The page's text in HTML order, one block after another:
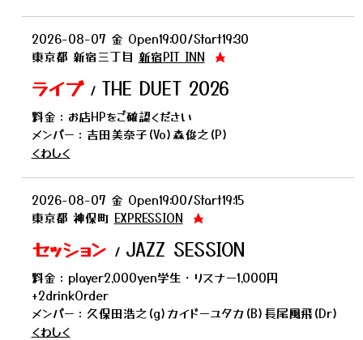
2026-08-07 金 Open19:00/Start19:30
東京都 新宿三丁目 新宿PIT INN ★
ライブ / THE DUET 2026
料金：お店HPをご確認ください
メンバー：吉田美奈子(Vo)森俊之(P)
くわしく
2026-08-07 金 Open19:00/Start19:15
東京都 神保町 EXPRESSION ★
セッション / JAZZ SESSION
料金：player2,000yen学生・リスナー1,000円
+2drinkOrder
メンバー：久保田浩之(g)カイドーユタカ(B)長尾風飛(Dr)
くわしく